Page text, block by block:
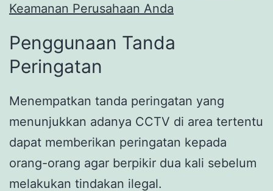
Keamanan Perusahaan Anda
Penggunaan Tanda
Peringatan
Menempatkan tanda peringatan yang
menunjukkan adanya CCTV di area tertentu
dapat memberikan peringatan kepada
orang-orang agar berpikir dua kali sebelum
melakukan tindakan ilegal.